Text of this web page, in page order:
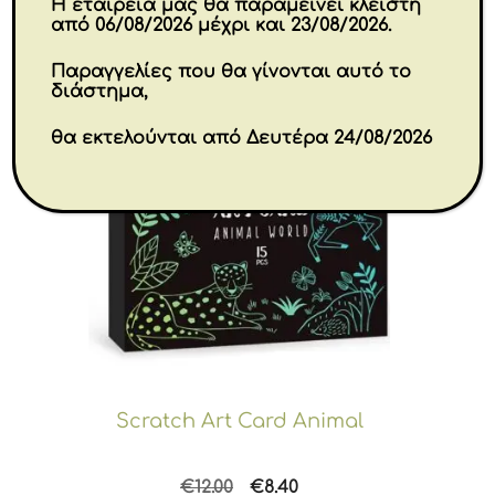
Scratch Art Card Animal
€12.00
Original
€8.40Η
Η εταιρεία μας θα παραμείνει κλειστή
από 06/08/2026 μέχρι και 23/08/2026.
Παραγγελίες που θα γίνονται αυτό το
διάστημα,
θα εκτελούνται από Δευτέρα 24/08/2026